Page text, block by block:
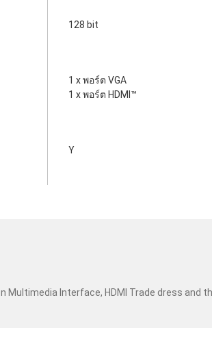
128 bit
1 x พอร์ต VGA
1 x พอร์ต HDMI™
Y
Multimedia Interface, HDMI Trade dress